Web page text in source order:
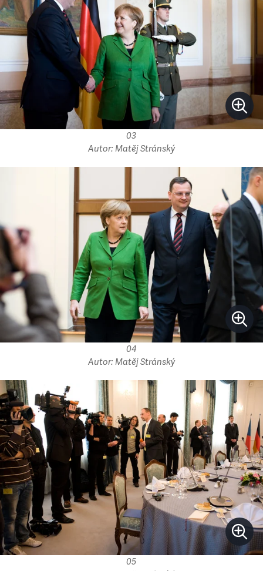
03
Autor: Matěj Stránský
04
Autor: Matěj Stránský
05